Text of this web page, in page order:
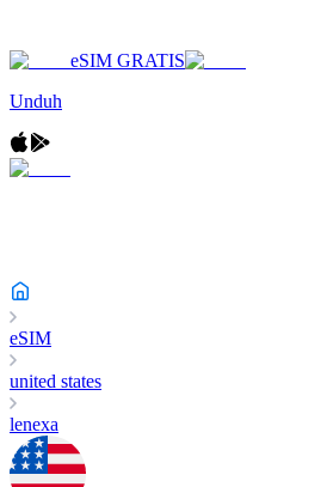
eSIM GRATIS
Unduh
eSIM
united states
lenexa